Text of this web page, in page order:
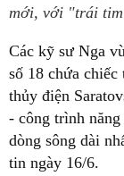
mới, với "trái tim
Các kỹ sư Nga
số 18 chứa
thủy điện
- công trình
dòng sông dài
tin ngày 16/6.